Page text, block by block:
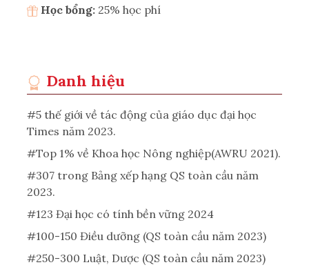
Học bổng: 25% học phí
Danh hiệu
#5 thế giới về tác động của giáo dục đại học
Times năm 2023.
#Top 1% về Khoa học Nông nghiệp(AWRU 2021).
#307 trong Bảng xếp hạng QS toàn cầu năm
2023.
#123 Đại học có tính bền vững 2024
#100-150 Điều dưỡng (QS toàn cầu năm 2023)
#250-300 Luật, Dược (QS toàn cầu năm 2023)